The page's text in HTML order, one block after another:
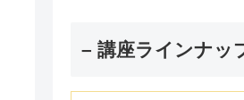
– 講座ラインナッ